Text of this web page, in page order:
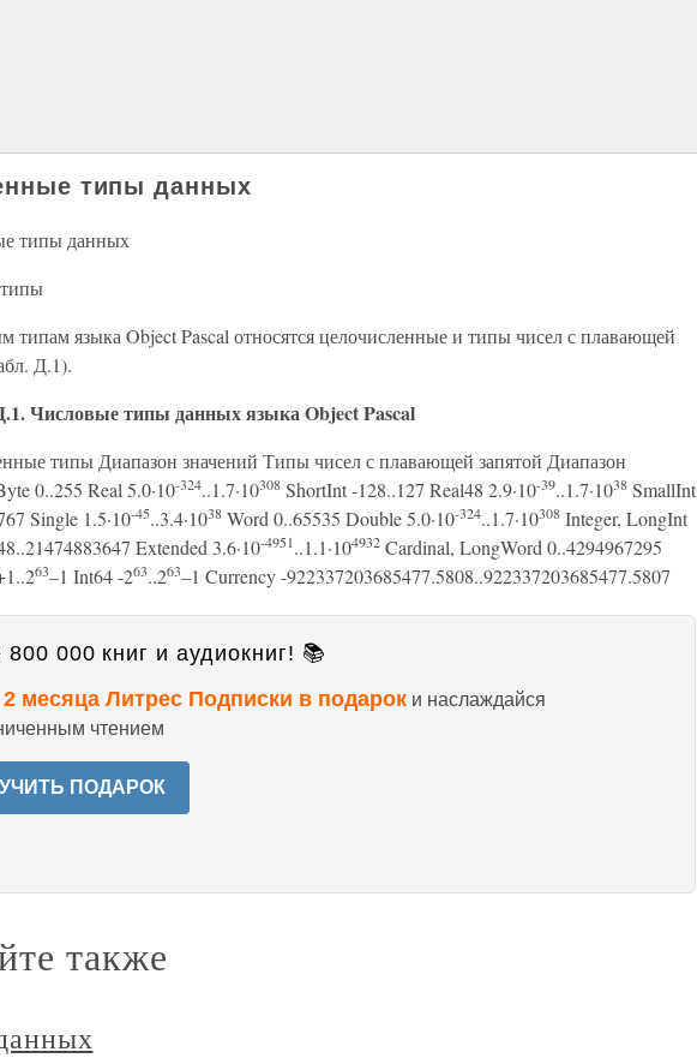
типы данных
типы данных
типам языка Object Pascal относятся целочисленные и типы чисел с плавающей
Д.1).
Числовые типы данных языка Object Pascal
типы Диапазон значений Типы чисел с плавающей запятой Диапазон
0..255 Real 5.0·10-324..1.7·10308 ShortInt -128..127 Real48 2.9·10-39..1.7·1038 SmallInt
Single 1.5·10-45..3.4·1038 Word 0..65535 Double 5.0·10-324..1.7·10308 Integer, LongInt
Extended 3.6·10-4951..1.1·104932 Cardinal, LongWord 0..4294967295
63–1 Int64 -263..263–1 Currency -922337203685477.5808..922337203685477.5807
000 книг и аудиокниг! 📚
2 месяца Литрес Подписки в подарок и наслаждайся
чтением
ПОДАРОК
также